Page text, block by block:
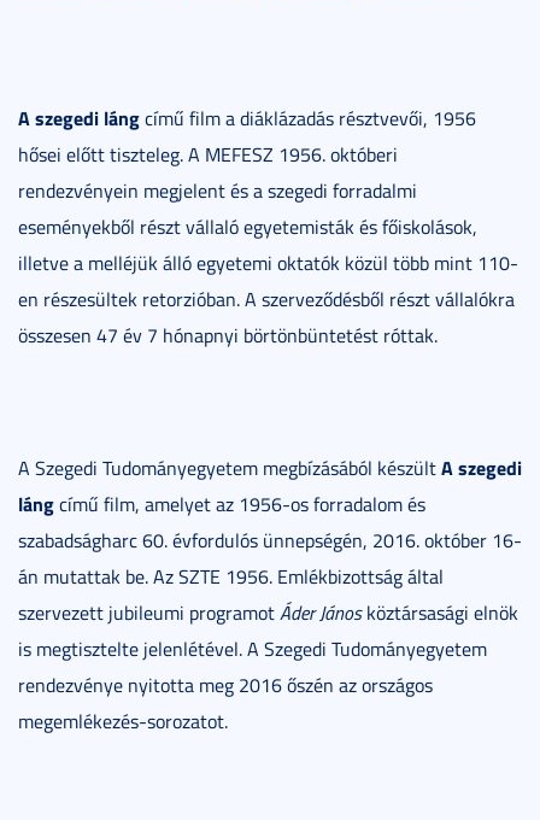
A szegedi lángcímű film a diáklázadás résztvevői, 1956
hősei előtt tiszteleg. A MEFESZ 1956. októberi
rendezvényein megjelent és a szegedi forradalmi
eseményekből részt vállaló egyetemisták és főiskolások,
illetve a melléjük álló egyetemi oktatók közül több mint 110-
en részesültek retorzióban. A szerveződésből részt vállalókra
összesen 47 év 7 hónapnyi börtönbüntetést róttak.
A Szegedi Tudományegyetem megbízásából készültA szegedi
lángcímű film, amelyet az 1956-os forradalom és
szabadságharc 60. évfordulós ünnepségén, 2016. október 16-
án mutattak be. Az SZTE 1956. Emlékbizottság által
szervezett jubileumi programotÁder Jánosköztársasági elnök
is megtisztelte jelenlétével. A Szegedi Tudományegyetem
rendezvénye nyitotta meg 2016 őszén az országos
megemlékezés-sorozatot.